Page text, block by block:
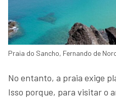
Praia do Sancho, Fernando de
No entanto, a praia exige
Isso porque, para visitar o